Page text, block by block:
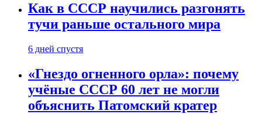
Как в СССР научились разгонять
тучи раньше остального мира
6 дней спустя
«Гнездо огненного орла»: почему
учёные СССР 60 лет не могли
объяснить Патомский кратер